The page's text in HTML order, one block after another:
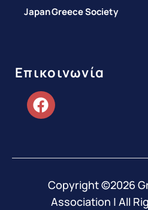
Japan Greece Society
Επικοινωνία
Copyright ©2026
Association | All